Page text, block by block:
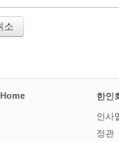
소
Home 한인
인사
정관